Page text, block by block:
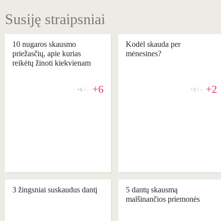
Susiję straipsniai
10 nugaros skausmo
priežasčių, apie kurias
reikėtų žinoti kiekvienam
+6 / - +6
Kodėl skauda per
mėnesines?
+2 / - +2
3 žingsniai suskaudus dantį
5 dantų skausmą
malšinančios priemonės